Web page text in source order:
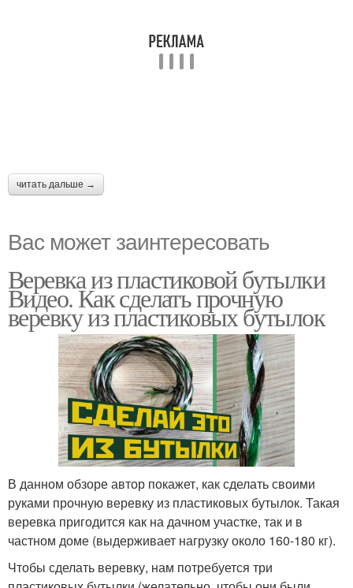
читать дальше →
Вас может заинтересовать
Веревка из пластиковой бутылки
Видео. Как сделать прочную
веревку из пластиковых бутылок
В данном обзоре автор покажет, как сделать своими
руками прочную веревку из пластиковых бутылок. Такая
веревка пригодится как на дачном участке, так и в
частном доме (выдерживает нагрузку около 160-180 кг).
Чтобы сделать веревку, нам потребуется три